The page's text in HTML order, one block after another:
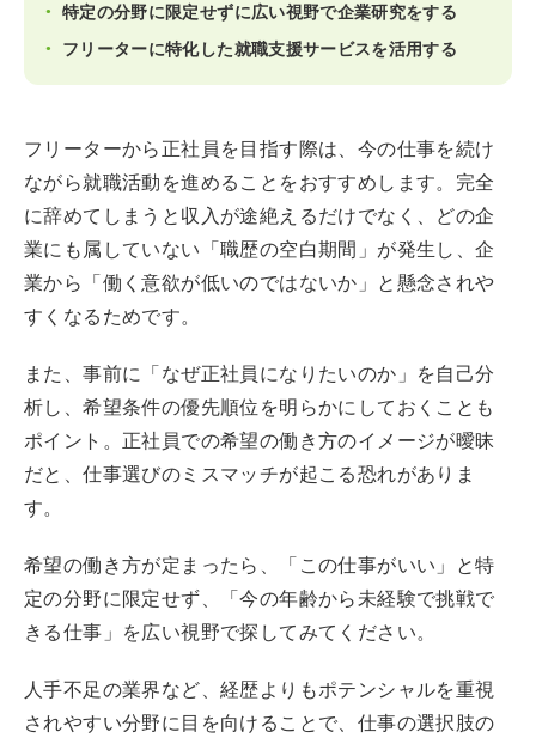
特定の分野に限定せずに広い視野で企業研究をする
フリーターに特化した就職支援サービスを活用する
フリーターから正社員を目指す際は、今の仕事を続け
ながら就職活動を進めることをおすすめします。完全
に辞めてしまうと収入が途絶えるだけでなく、どの企
業にも属していない「職歴の空白期間」が発生し、企
業から「働く意欲が低いのではないか」と懸念されや
すくなるためです。
また、事前に「なぜ正社員になりたいのか」を自己分
析し、希望条件の優先順位を明らかにしておくことも
ポイント。正社員での希望の働き方のイメージが曖昧
だと、仕事選びのミスマッチが起こる恐れがありま
す。
希望の働き方が定まったら、「この仕事がいい」と特
定の分野に限定せず、「今の年齢から未経験で挑戦で
きる仕事」を広い視野で探してみてください。
人手不足の業界など、経歴よりもポテンシャルを重視
されやすい分野に目を向けることで、仕事の選択肢の